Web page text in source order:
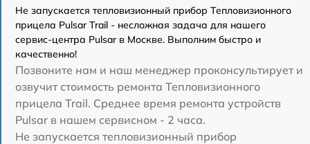
Не запускается тепловизионный прибор Тепловизионного
прицела Pulsar Trail - несложная задача для нашего
сервис-центра Pulsar в Москве. Выполним быстро и
качественно!
Позвоните нам и наш менеджер проконсультирует и
озвучит стоимость ремонта Тепловизионного
прицела Trail. Среднее время ремонта устройств
Pulsar в нашем сервисном - 2 часа.
Не запускается тепловизионный прибор